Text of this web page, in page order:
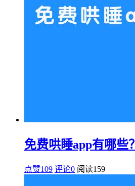
免费哄睡app有哪些？
点赞109 评论0 阅读159